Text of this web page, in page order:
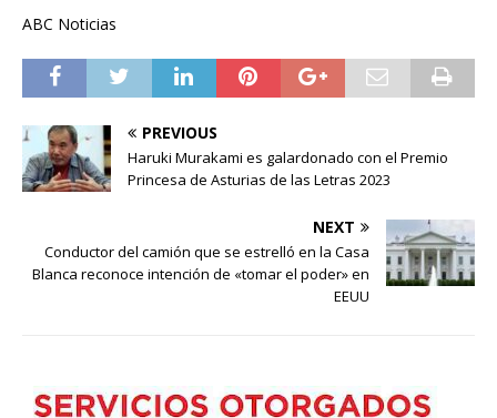
ABC Noticias
PREVIOUS
Haruki Murakami es galardonado con el Premio
Princesa de Asturias de las Letras 2023
NEXT
Conductor del camión que se estrelló en la Casa
Blanca reconoce intención de «tomar el poder» en
EEUU